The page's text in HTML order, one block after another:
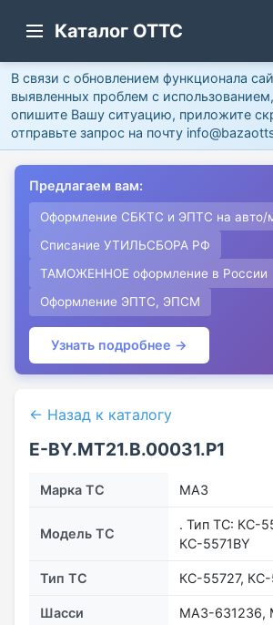
Каталог ОТТС
В связи с обновлением функционала
выявленных проблем с
опишите Вашу ситуацию, приложите
отправьте запрос на почту
Предлагаем вам:
Оформление СБКТС и ЭПТС на авто/
Списание УТИЛЬСБОРА РФ
ТАМОЖЕННОЕ оформление в России
Оформление ЭПТС, ЭПСМ
Узнать подробнее →
← Назад к каталогу
E-BY.MT21.B.00031.P1
Марка ТС МАЗ
Модель ТС
. Тип ТС: КС-
КС-5571BY
Тип ТС КС-55727, КС-
Шасси МАЗ-631236,